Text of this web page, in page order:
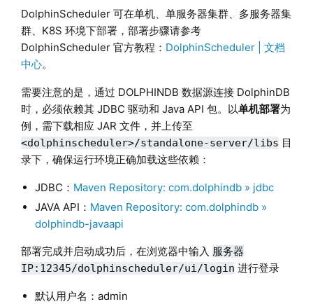
DolphinScheduler 可在单机、单服务器集群、多服务器集
群、K8S 环境下部署，部署步骤请参考
DolphinScheduler 官方教程： DolphinScheduler | 文档
中心。
需要注意的是，通过 DOLPHINDB 数据源连接 DolphinDB
时，必须依赖其 JDBC 驱动和 Java API 包。以单机部署为
例，需下载相应 JAR 文件，并上传至
<dolphinscheduler>/standalone-server/libs 目
录下，确保运行环境正确加载这些依赖：
JDBC： Maven Repository: com.dolphindb » jdbc
JAVA API： Maven Repository: com.dolphindb »
dolphindb-javaapi
部署完成并启动成功后，在浏览器中输入 服务器
IP:12345/dolphinscheduler/ui/login 进行登录
默认用户名：admin